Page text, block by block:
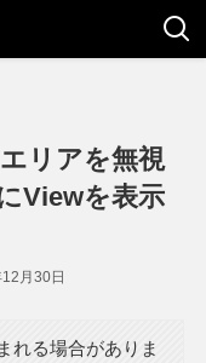
リアを無視
Viewを表示
月30日
れる場合がありま